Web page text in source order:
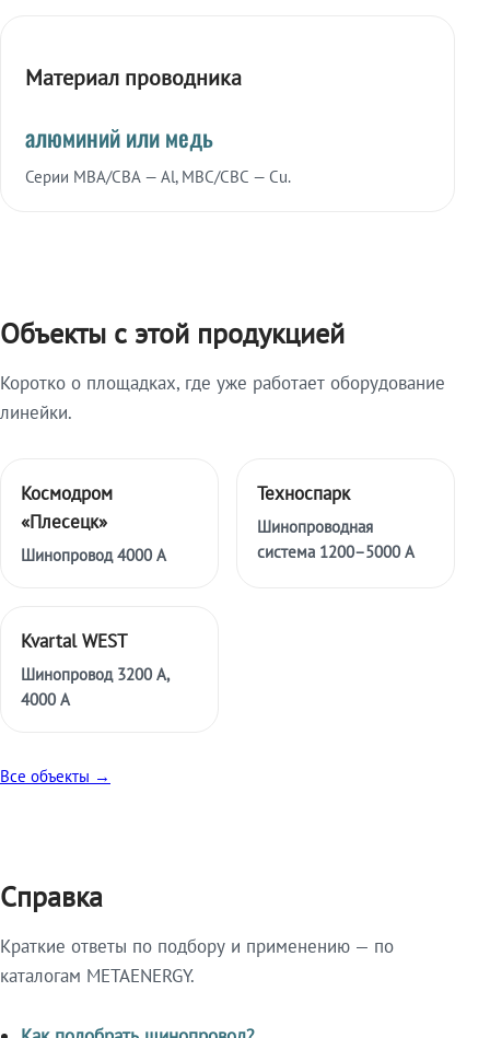
Материал проводника
алюминий или медь
Серии МВА/СВА — Al, МВС/СВС — Cu.
Объекты с этой продукцией
Коротко о площадках, где уже работает оборудование
линейки.
Космодром
«Плесецк»
Шинопровод 4000 А
Техноспарк
Шинопроводная
система 1200–5000 А
Kvartal WEST
Шинопровод 3200 А,
4000 А
Все объекты →
Справка
Краткие ответы по подбору и применению — по
каталогам METAENERGY.